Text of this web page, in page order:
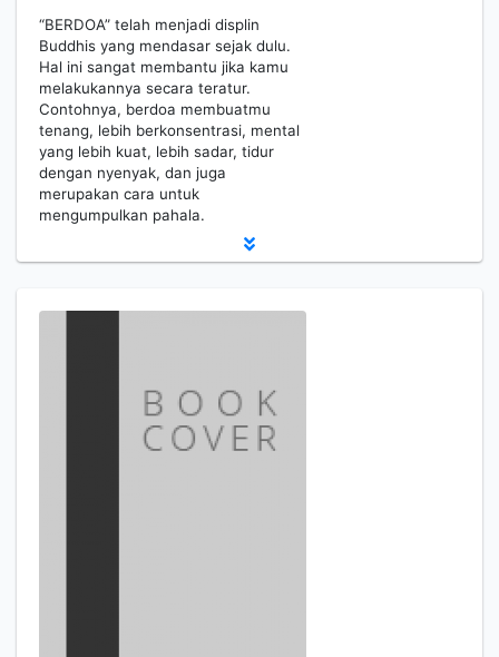
“BERDOA” telah menjadi displin
Buddhis yang mendasar sejak dulu.
Hal ini sangat membantu jika kamu
melakukannya secara teratur.
Contohnya, berdoa membuatmu
tenang, lebih berkonsentrasi, mental
yang lebih kuat, lebih sadar, tidur
dengan nyenyak, dan juga
merupakan cara untuk
mengumpulkan pahala.